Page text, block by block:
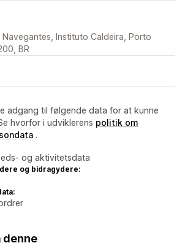
Instituto Caldeira, Porto
BR
adgang til følgende data for at kunne
hvorfor i udviklerens politik om
.
og aktivitetsdata
og bidragydere:
denne